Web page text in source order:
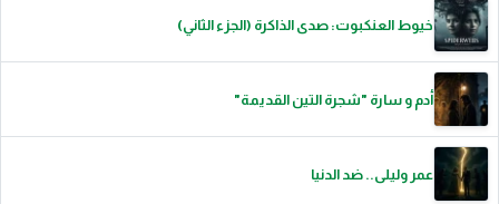
خيوط العنكبوت: صدى الذاكرة (الجزء الثاني)
أدم و سارة "شجرة التين القديمة"
عمر وليلى.. ضد الدنيا